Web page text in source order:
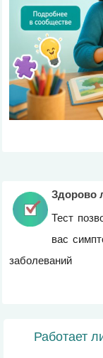
Здорово
Тест
вас
заболеваний
Работает